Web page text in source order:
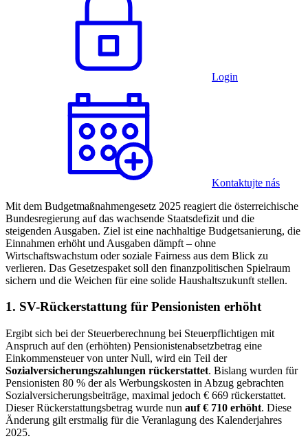
Login
Kontaktujte nás
Mit dem Budgetmaßnahmengesetz 2025 reagiert die österreichische
Bundesregierung auf das wachsende Staatsdefizit und die
steigenden Ausgaben. Ziel ist eine nachhaltige Budgetsanierung, die
Einnahmen erhöht und Ausgaben dämpft – ohne
Wirtschaftswachstum oder soziale Fairness aus dem Blick zu
verlieren. Das Gesetzespaket soll den finanzpolitischen Spielraum
sichern und die Weichen für eine solide Haushaltszukunft stellen.
1. SV-Rückerstattung für Pensionisten erhöht
Ergibt sich bei der Steuerberechnung bei Steuerpflichtigen mit
Anspruch auf den (erhöhten) Pensionistenabsetzbetrag eine
Einkommensteuer von unter Null, wird ein Teil der
Sozialversicherungszahlungen rückerstattet. Bislang wurden für
Pensionisten 80 % der als Werbungskosten in Abzug gebrachten
Sozialversicherungsbeiträge, maximal jedoch € 669 rückerstattet.
Dieser Rückerstattungsbetrag wurde nun auf € 710 erhöht. Diese
Änderung gilt erstmalig für die Veranlagung des Kalenderjahres
2025.